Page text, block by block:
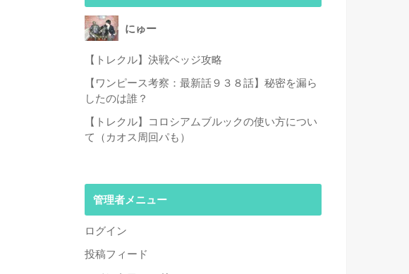
にゅー
【トレクル】決戦ベッジ攻略
【ワンピース考察：最新話９３８話】秘密を漏ら
したのは誰？
【トレクル】コロシアムブルックの使い方につい
て（カオス周回パも）
管理者メニュー
ログイン
投稿フィード